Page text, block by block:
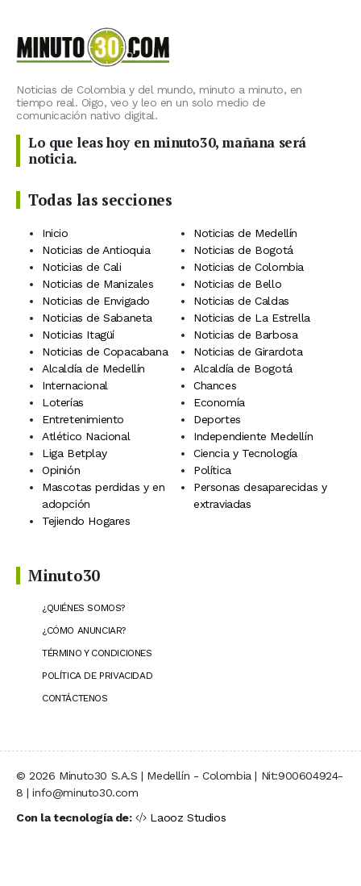
Noticias de Colombia y del mundo, minuto a minuto, en
tiempo real. Oigo, veo y leo en un solo medio de
comunicación nativo digital.
Lo que leas hoy en minuto30, mañana será
noticia.
Todas las secciones
Inicio
Noticias de Medellín
Noticias de Antioquia
Noticias de Bogotá
Noticias de Cali
Noticias de Colombia
Noticias de Manizales
Noticias de Bello
Noticias de Envigado
Noticias de Caldas
Noticias de Sabaneta
Noticias de La Estrella
Noticias Itagüí
Noticias de Barbosa
Noticias de Copacabana
Noticias de Girardota
Alcaldía de Medellín
Alcaldía de Bogotá
Internacional
Chances
Loterías
Economía
Entretenimiento
Deportes
Atlético Nacional
Independiente Medellín
Liga Betplay
Ciencia y Tecnología
Opinión
Política
Mascotas perdidas y en
adopción
Personas desaparecidas y
extraviadas
Tejiendo Hogares
Minuto30
¿QUIÉNES SOMOS?
¿CÓMO ANUNCIAR?
TÉRMINO Y CONDICIONES
POLÍTICA DE PRIVACIDAD
CONTÁCTENOS
© 2026 Minuto30 S.A.S | Medellín - Colombia | Nit:900604924-
8 | info@minuto30.com
Con la tecnología de:
Laooz Studios